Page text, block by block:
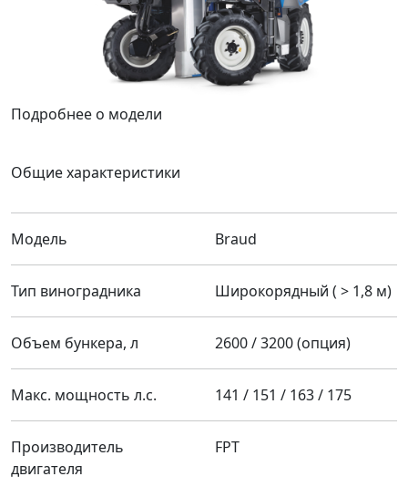
Подробнее о модели
Общие характеристики
Модель Braud
Тип виноградника Широкорядный ( > 1,8 м)
Объем бункера, л 2600 / 3200 (опция)
Макс. мощность л.с. 141 / 151 / 163 / 175
Производитель
двигателя
FPT